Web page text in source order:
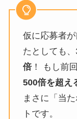
仮に応募者
たとしても
倍！ もし前
500倍を超え
まさに「当
トです。